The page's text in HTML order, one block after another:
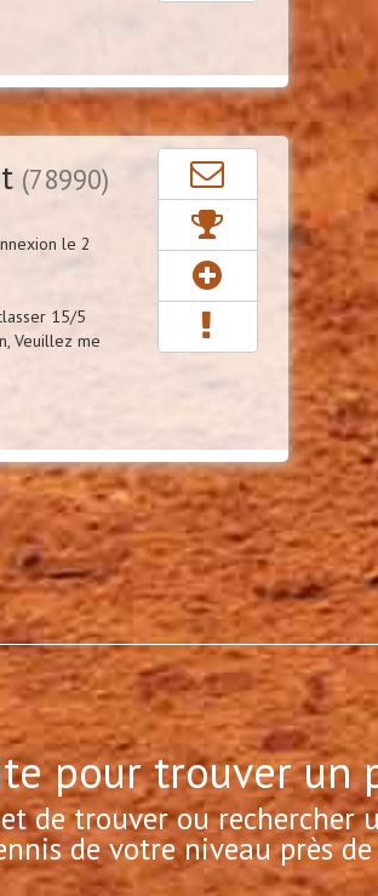
(78990)
le 2
15/5
Veuillez me
pour trouver un
de trouver ou rechercher
de votre niveau près de